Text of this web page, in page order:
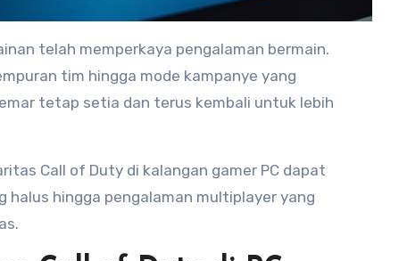
telah memperkaya pengalaman bermain.
tim hingga mode kampanye yang
tetap setia dan terus kembali untuk lebih
Call of Duty di kalangan gamer PC dapat
halus hingga pengalaman multiplayer yang